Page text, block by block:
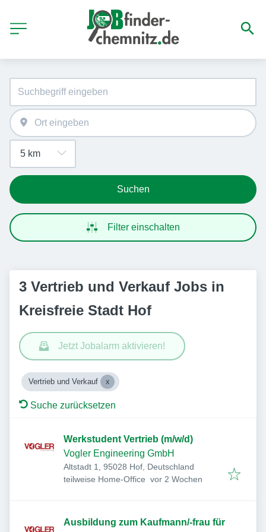
Suchen
Filter einschalten
3 Vertrieb und Verkauf Jobs in
Kreisfreie Stadt Hof
Jetzt Jobalarm aktivieren!
Vertrieb und Verkauf
Suche zurücksetzen
Werkstudent Vertrieb (m/w/d)
Vogler Engineering GmbH
Altstadt 1, 95028 Hof, Deutschland
teilweise Home-Office Veröffentlicht:
vor 2 Wochen
Ausbildung zum Kaufmann/-frau für